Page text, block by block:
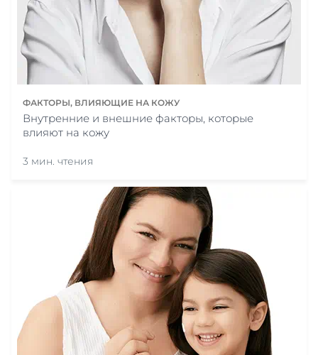
ФАКТОРЫ, ВЛИЯЮЩИЕ НА КОЖУ
Внутренние и внешние факторы, которые
влияют на кожу
3 мин. чтения